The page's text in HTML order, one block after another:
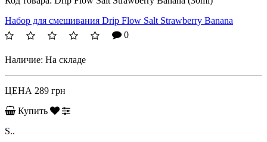
Набор для смешивания Drip Flow Salt Strawberry Banana
0
Наличие: На складе
ЦЕНА 289 грн
Купить
S..